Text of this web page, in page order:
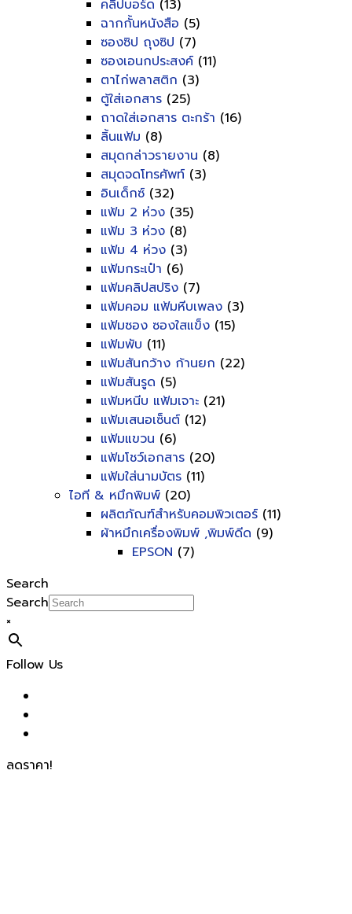
คลิปบอร์ด (13)
ฉากกั้นหนังสือ (5)
ซองซิป ถุงซิป (7)
ซองเอนกประสงค์ (11)
ตาไก่พลาสติก (3)
ตู้ใส่เอกสาร (25)
ถาดใส่เอกสาร ตะกร้า (16)
ลิ้นแฟ้ม (8)
สมุดกล่าวรายงาน (8)
สมุดจดโทรศัพท์ (3)
อินเด็กซ์ (32)
แฟ้ม 2 ห่วง (35)
แฟ้ม 3 ห่วง (8)
แฟ้ม 4 ห่วง (3)
แฟ้มกระเป๋า (6)
แฟ้มคลิปสปริง (7)
แฟ้มคอม แฟ้มหีบเพลง (3)
แฟ้มซอง ซองใสแข็ง (15)
แฟ้มพับ (11)
แฟ้มสันกว้าง ก้านยก (22)
แฟ้มสันรูด (5)
แฟ้มหนีบ แฟ้มเจาะ (21)
แฟ้มเสนอเซ็นต์ (12)
แฟ้มแขวน (6)
แฟ้มโชว์เอกสาร (20)
แฟ้มใส่นามบัตร (11)
ไอที & หมึกพิมพ์ (20)
ผลิตภัณฑ์สำหรับคอมพิวเตอร์ (11)
ผ้าหมึกเครื่องพิมพ์ ,พิมพ์ดีด (9)
EPSON (7)
Search
Search
×
Follow Us
ลดราคา!